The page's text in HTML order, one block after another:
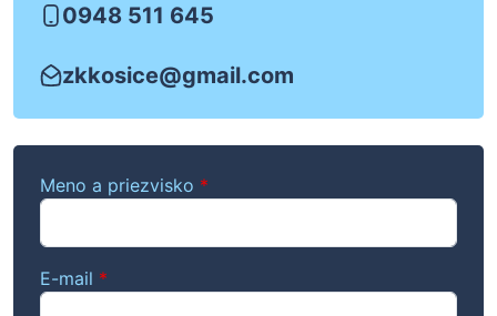
0948 511 645
zkkosice@gmail.com
Meno a priezvisko *
E-mail *